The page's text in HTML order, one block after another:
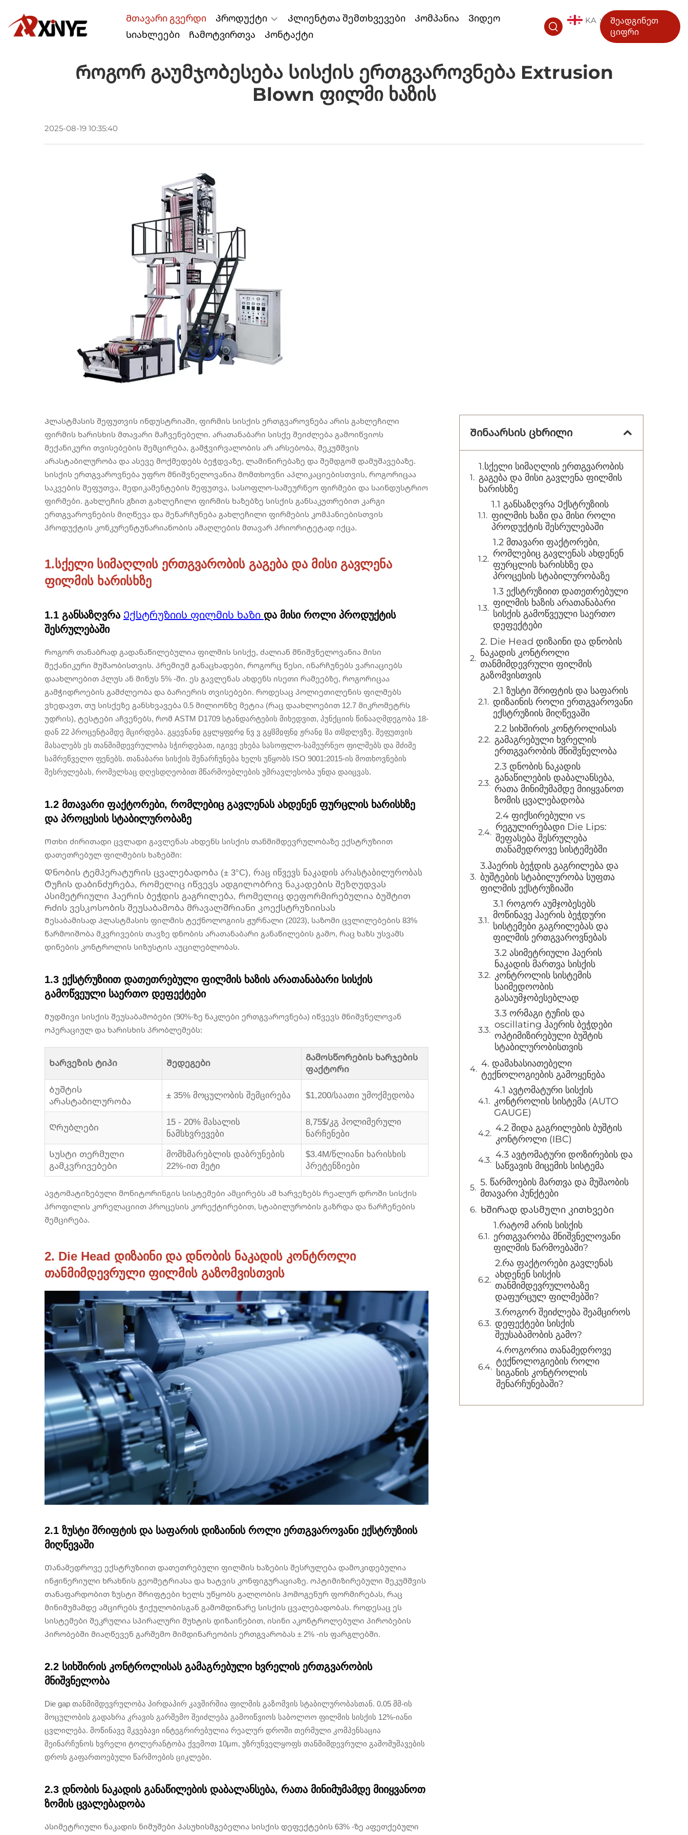
Მთავარი გვერდი Პროდუქტი Კლიენტთა შემთხვევები Კომპანია
Ვიდეო
Სიახლეები
Ჩამოტვირთვა Კონტაქტი
KA
Შეადგინეთ
ციფრი
Როგორ Გაუმჯობესება Სისქის Ერთგვაროვნება Extrusion
Blown Ფილმი Ხაზის
2025-08-19 10:35:40
Პლასტმასის შეფუთვის ინდუსტრიაში, ფირმის სისქის ერთგვაროვნება არის გახლეჩილი
ფირმის ხარისხის მთავარი მაჩვენებელი. არათანაბარი სისქე შეიძლება გამოიწვიოს
მექანიკური თვისებების შემცირება, გამჭვირვალობის არ არსებობა, შეკუმშვის
არასტაბილურობა და ასევე მოქმედებს ბეჭდვაზე, ლამინირებაზე და შემდგომ დამუშავებაზე.
სისქის ერთგვაროვნება უფრო მნიშვნელოვანია მომთხოვნი აპლიკაციებისთვის, როგორიცაა
საკვების შეფუთვა, მედიკამენტების შეფუთვა, სასოფლო-სამეურნეო ფირმები და საინდუსტრიო
ფირმები. გახლეჩის გზით გახლეჩილი ფირმის ხაზებზე სისქის განსაკუთრებით კარგი
ერთგვაროვნების მიღწევა და შენარჩუნება გახლეჩილი ფირმების კომპანიებისთვის
პროდუქტის კონკურენტუნარიანობის ამაღლების მთავარ პრიორიტეტად იქცა.
1.სქელი სიმაღლის ერთგვარობის გაგება და მისი გავლენა
ფილმის ხარისხზე
1.1 განსაზღვრა Ექსტრუზიის ფილმის ხაზი და მისი როლი პროდუქტის
შესრულებაში
Როგორ თანაბრად გადანაწილებულია ფილმის სისქე, ძალიან მნიშვნელოვანია მისი
მექანიკური მუშაობისთვის. პრემიუმ განაცხადები, როგორც წესი, ინარჩუნებს ვარიაციებს
დაახლოებით პლუს ან მინუს 5% -ში. ეს გავლენას ახდენს ისეთი რამეებზე, როგორიცაა
გამჭიდროების გამძლეობა და ბარიერის თვისებები. როდესაც პოლიეთილენის ფილმებს
ვხედავთ, თუ სისქეზე განსხვავება 0.5 მილიონზე მეტია (რაც დაახლოებით 12.7 მიკრომეტრს
უდრის), ტესტები აჩვენებს, რომ ASTM D1709 სტანდარტების მიხედვით, პუნქციის წინააღმდეგობა 18-
დან 22 პროცენტამდე მცირდება. გყევნანჲ გყლყფჲრჲ ნვ ვ გყჱმჲფნჲ ჟრანჲ ჱა თჱდლვზე. შეფუთვის
მასალებს ეს თანმიმდევრულობა სჭირდებათ, იგივე ეხება სასოფლო-სამეურნეო ფილმებს და მძიმე
სამრეწველო ფენებს. თანაბარი სისქის შენარჩუნება ხელს უწყობს ISO 9001:2015-ის მოთხოვნების
შესრულებას, რომელსაც დღესდღეობით მწარმოებლების უმრავლესობა უნდა დაიცვას.
1.2 მთავარი ფაქტორები, რომლებიც გავლენას ახდენენ ფურცლის ხარისხზე
და პროცესის სტაბილურობაზე
Ოთხი ძირითადი ცვლადი გავლენას ახდენს სისქის თანმიმდევრულობაზე ექსტრუზიით
დათეთრებულ ფილმების ხაზებში:
Დნობის ტემპერატურის ცვალებადობა (± 3°C), რაც იწვევს ნაკადის არასტაბილურობას
Ტუჩის დაბინძურება, რომელიც იწვევს ადგილობრივ ნაკადების შეზღუდვას
Ასიმეტრიული ჰაერის ბეჭდის გაგრილება, რომელიც დეფორმირებულია ბუშტით
Რძის ვესკოსობის შეუსაბამობა მრავალშრიანი კოექსტრუზიისას
Შესაბამისად Პლასტმასის ფილმის ტექნოლოგიის ჟურნალი (2023), საზომი ცვლილებების 83%
წარმოიშობა მკვრივების თავზე დნობის არათანაბარი განაწილების გამო, რაც ხაზს უსვამს
დინების კონტროლის სიზუსტის აუცილებლობას.
1.3 ექსტრუზიით დათეთრებული ფილმის ხაზის არათანაბარი სისქის
გამოწვეული საერთო დეფექტები
Მუდმივი სისქის შეუსაბამობები (90%-ზე ნაკლები ერთგვაროვნება) იწვევს მნიშვნელოვან
ოპერაციულ და ხარისხის პრობლემებს:
Ხარვეზის ტიპი Შედეგები
Გამოსწორების ხარჯების
ფაქტორი
Ბუშტის
არასტაბილურობა
± 35% მოცულობის შემცირება $1,200/საათი უმოქმედობა
Ღრუბლები
15 - 20% მასალის
ნამსხვრევები
8,75$/კგ პოლიმერული
ნარჩენები
Სუსტი თერმული
გამკვრივებები
მომხმარებლის დაბრუნების
22%-ით მეტი
$3.4M/წლიანი ხარისხის
პრეტენზიები
Ავტომატიზებული მონიტორინგის სისტემები ამცირებს ამ ხარვეზებს რეალურ დროში სისქის
პროფილის კორელაციით პროცესის კორექტირებით, სტაბილურობის გაზრდა და ნარჩენების
შემცირება.
2. Die Head დიზაინი და დნობის ნაკადის კონტროლი
თანმიმდევრული ფილმის გაზომვისთვის
2.1 ზუსტი შრიფტის და საფარის დიზაინის როლი ერთგვაროვანი ექსტრუზიის
მიღწევაში
Თანამედროვე ექსტრუზიით დათეთრებული ფილმის ხაზების შესრულება დამოკიდებულია
ინჟინერიული ხრახნის გეომეტრიასა და ხატვის კონფიგურაციაზე. ოპტიმიზირებული შეკუმშვის
თანაფარდობით ზუსტი შრიფტები ხელს უწყობს გალღობის ჰომოგენურ ფორმირებას, რაც
მინიმუმამდე ამცირებს ჭიქულობისგან გამომდინარე სისქის ცვალებადობას. როდესაც ეს
სისტემები შეკრულია სპირალური მუხტის დიზაინებით, ისინი აკონტროლებული პირობების
პირობებში მიაღწევენ გარშემო მიმდინარეობის ერთგვარობას ± 2% -ის ფარგლებში.
2.2 სიხშირის კონტროლისას გამაგრებული ხვრელის ერთგვარობის
მნიშვნელობა
Die gap თანმიმდევრულობა პირდაპირ კავშირშია ფილმის გაზომვის სტაბილურობასთან. 0.05 მმ-ის
მოცულობის გადახრა კრავის გარშემო შეიძლება გამოიწვიოს საბოლოო ფილმის სისქის 12%-იანი
ცვლილება. მოწინავე მკვებავი ინტეგრირებულია რეალურ დროში თერმული კომპენსაცია
შეინარჩუნოს ხვრელი ტოლერანტობა ქვემოთ 10μm, უზრუნველყოფს თანმიმდევრული გამომუშავების
დროს გაფართოებული წარმოების ციკლები.
2.3 დნობის ნაკადის განაწილების დაბალანსება, რათა მინიმუმამდე მიიყვანოთ
ზომის ცვალებადობა
Ასიმეტრიული ნაკადის ნიმუშები პასუხისმგებელია სისქის დეფექტების 63% -ზე აფეთქებული
Შინაარსის ცხრილი
1.სქელი სიმაღლის ერთგვარობის
გაგება და მისი გავლენა ფილმის
ხარისხზე
1.1 განსაზღვრა Ექსტრუზიის
ფილმის ხაზი და მისი როლი
პროდუქტის შესრულებაში
1.2 მთავარი ფაქტორები,
რომლებიც გავლენას ახდენენ
ფურცლის ხარისხზე და
პროცესის სტაბილურობაზე
1.3 ექსტრუზიით დათეთრებული
ფილმის ხაზის არათანაბარი
სისქის გამოწვეული საერთო
დეფექტები
2. Die Head დიზაინი და დნობის
ნაკადის კონტროლი
თანმიმდევრული ფილმის
გაზომვისთვის
2.1 ზუსტი შრიფტის და საფარის
დიზაინის როლი ერთგვაროვანი
ექსტრუზიის მიღწევაში
2.2 სიხშირის კონტროლისას
გამაგრებული ხვრელის
ერთგვარობის მნიშვნელობა
2.3 დნობის ნაკადის
განაწილების დაბალანსება,
რათა მინიმუმამდე მიიყვანოთ
ზომის ცვალებადობა
2.4 ფიქსირებული vs
რეგულირებადი Die Lips:
შეფასება შესრულება
თანამედროვე სისტემებში
3.ჰაერის ბეჭდის გაგრილება და
ბუშტების სტაბილურობა სუფთა
ფილმის ექსტრუზიაში
3.1 როგორ აუმჯობესებს
მოწინავე ჰაერის ბეჭდური
სისტემები გაგრილებას და
ფილმის ერთგვაროვნებას
3.2 ასიმეტრიული ჰაერის
ნაკადის მართვა სისქის
კონტროლის სისტემის
საიმედოობის
გასაუმჯობესებლად
3.3 ორმაგი ტუჩის და
oscillating ჰაერის ბეჭდები
ოპტიმიზირებული ბუშტის
სტაბილურობისთვის
4. დამახასიათებელი
ტექნოლოგიების გამოყენება
4.1 ავტომატური სისქის
კონტროლის სისტემა (AUTO
GAUGE)
4.2 შიდა გაგრილების ბუშტის
კონტროლი (IBC)
4.3 ავტომატური დოზირების და
საწვავის მიცემის სისტემა
5. წარმოების მართვა და მუშაობის
მთავარი პუნქტები
Ხშირად დასმული კითხვები
1.რატომ არის სისქის
ერთგვარობა მნიშვნელოვანი
ფილმის წარმოებაში?
2.რა ფაქტორები გავლენას
ახდენენ სისქის
თანმიმდევრულობაზე
დაფურცულ ფილმებში?
3.როგორ შეიძლება შეამციროს
დეფექტები სისქის
შეუსაბამობის გამო?
4.როგორია თანამედროვე
ტექნოლოგიების როლი
სიგანის კონტროლის
შენარჩუნებაში?